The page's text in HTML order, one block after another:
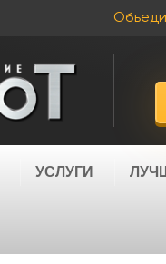
УСЛУГИ